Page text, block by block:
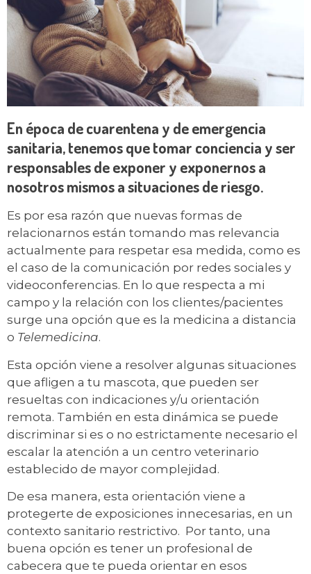
En época de cuarentena y de emergencia
sanitaria, tenemos que tomar conciencia y ser
responsables de exponer y exponernos a
nosotros mismos a situaciones de riesgo.
Es por esa razón que nuevas formas de
relacionarnos están tomando mas relevancia
actualmente para respetar esa medida, como es
el caso de la comunicación por redes sociales y
videoconferencias. En lo que respecta a mi
campo y la relación con los clientes/pacientes
surge una opción que es la medicina a distancia
o Telemedicina.
Esta opción viene a resolver algunas situaciones
que afligen a tu mascota, que pueden ser
resueltas con indicaciones y/u orientación
remota. También en esta dinámica se puede
discriminar si es o no estrictamente necesario el
escalar la atención a un centro veterinario
establecido de mayor complejidad.
De esa manera, esta orientación viene a
protegerte de exposiciones innecesarias, en un
contexto sanitario restrictivo. Por tanto, una
buena opción es tener un profesional de
cabecera que te pueda orientar en esos